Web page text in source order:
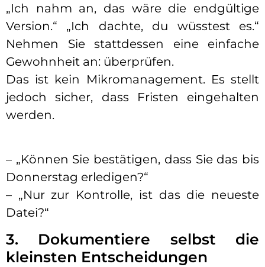
„Ich nahm an, das wäre die endgültige
Version.“ „Ich dachte, du wüsstest es.“
Nehmen Sie stattdessen eine einfache
Gewohnheit an: überprüfen.
Das ist kein Mikromanagement. Es stellt
jedoch sicher, dass Fristen eingehalten
werden.
– „Können Sie bestätigen, dass Sie das bis
Donnerstag erledigen?“
– „Nur zur Kontrolle, ist das die neueste
Datei?“
3. Dokumentiere selbst die
kleinsten Entscheidungen